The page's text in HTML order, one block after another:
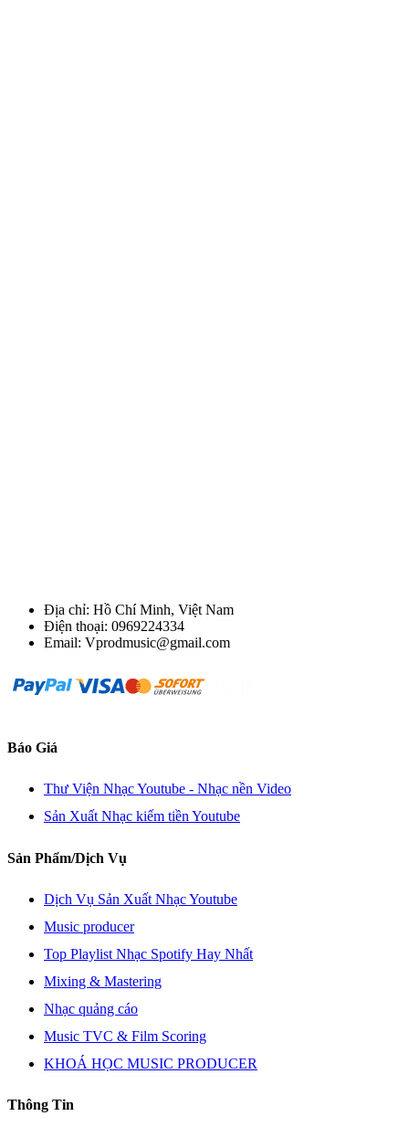
Địa chỉ: Hồ Chí Minh, Việt Nam
Điện thoại: 0969224334
Email: Vprodmusic@gmail.com
Báo Giá
Thư Viện Nhạc Youtube - Nhạc nền Video
Sản Xuất Nhạc kiếm tiền Youtube
Sản Phẩm/Dịch Vụ
Dịch Vụ Sản Xuất Nhạc Youtube
Music producer
Top Playlist Nhạc Spotify Hay Nhất
Mixing & Mastering
Nhạc quảng cáo
Music TVC & Film Scoring
KHOÁ HỌC MUSIC PRODUCER
Thông Tin